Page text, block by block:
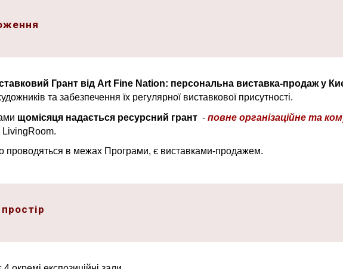
Грант від Art Fine Nation: персональна виставка-продаж у
та забезпечення їх регулярної виставкової присутності.
щомісяця надається ресурсний грант - повне організаційне та
LivingRoom.
проводяться в межах Програми, є виставками-продажем.